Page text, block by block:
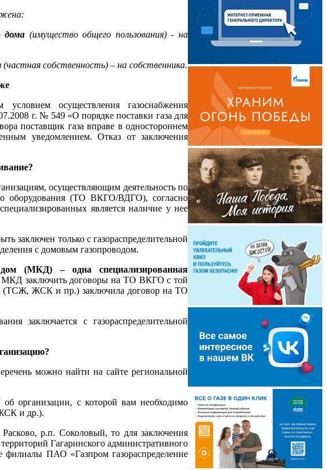
дома (имущество общего пользования) - на
(частная собственность) – на собственника.
осуществления газоснабжения
г. № 549 «О порядке поставки газа для
поставщик газа вправе в одностороннем
уведомлением. Отказ от заключения
осуществляющим деятельность по
оборудования (ТО ВКГО/ВДГО), согласно
является наличие у нее
заключен только с газораспределительной
с домовым газопроводом.
(МКД) – одна специализированная
МКД заключить договоры на ТО ВКГО с той
(ТСЖ, ЖСК и пр.) заключила договор на ТО
заключается с газораспределительной
можно найти на сайте региональной
организации, с которой вам необходимо
и др.).
р.п. Соколовый, то для заключения
Гагаринского административного
филиалы ПАО «Газпром газораспределение